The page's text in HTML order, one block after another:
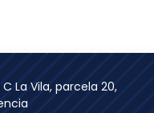
La Vila, parcela 20,